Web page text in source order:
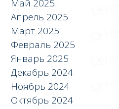
Май 2025
Апрель 2025
Март 2025
Февраль 2025
Январь 2025
Декабрь 2024
Ноябрь 2024
Октябрь 2024